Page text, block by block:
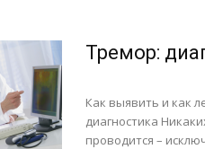
Тремор:
Как выявить и как
диагностика
проводится –